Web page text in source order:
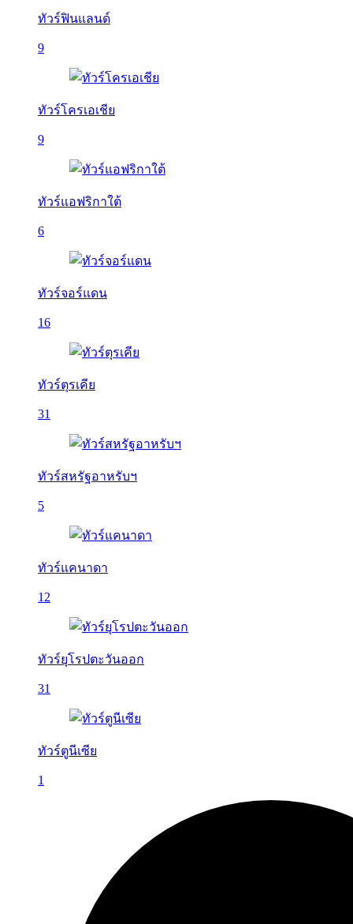
ทัวร์ฟินแลนด์
9
ทัวร์โครเอเชีย
9
ทัวร์แอฟริกาใต้
6
ทัวร์จอร์แดน
16
ทัวร์ตุรเคีย
31
ทัวร์สหรัฐอาหรับฯ
5
ทัวร์แคนาดา
12
ทัวร์ยุโรปตะวันออก
31
ทัวร์ตูนีเซีย
1